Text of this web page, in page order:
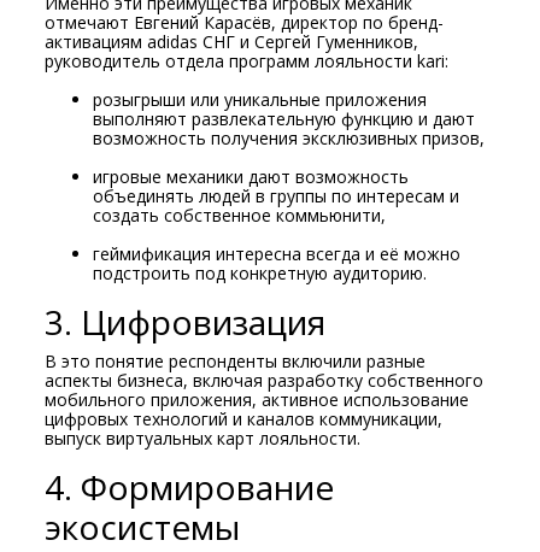
отмечают Евгений Карасёв, директор по бренд-
активациям adidas СНГ и Сергей Гуменников,
руководитель отдела программ лояльности kari:
розыгрыши или уникальные приложения
выполняют развлекательную функцию и дают
возможность получения эксклюзивных призов,
игровые механики дают возможность
объединять людей в группы по интересам и
создать собственное коммьюнити,
геймификация интересна всегда и её можно
подстроить под конкретную аудиторию.
3. Цифровизация
В это понятие респонденты включили разные
аспекты бизнеса, включая разработку собственного
мобильного приложения, активное использование
цифровых технологий и каналов коммуникации,
выпуск виртуальных карт лояльности.
4. Формирование
экосистемы